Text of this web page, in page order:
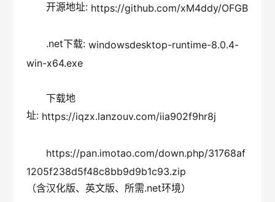
开源地址: https://github.com/xM4ddy/OFGB
.net下载: windowsdesktop-runtime-8.0.4-
win-x64.exe
下载地
址: https://iqzx.lanzouv.com/iia902f9hr8j
https://pan.imotao.com/down.php/31768af
1205f238d5f48c8bb9d9b1c93.zip
（含汉化版、英文版、所需.net环境）